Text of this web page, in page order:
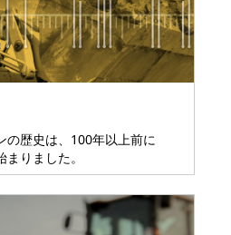
の歴史は、100年以上前に
りました。